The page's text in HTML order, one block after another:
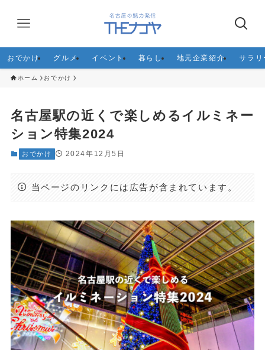
おでかけ グルメ イベント 暮らし 地元企業紹介 サラリ
ホーム おでかけ
名古屋駅の近くで楽しめるイルミネー
ション特集2024
おでかけ 2024年12月5日
当ページのリンクには広告が含まれています。